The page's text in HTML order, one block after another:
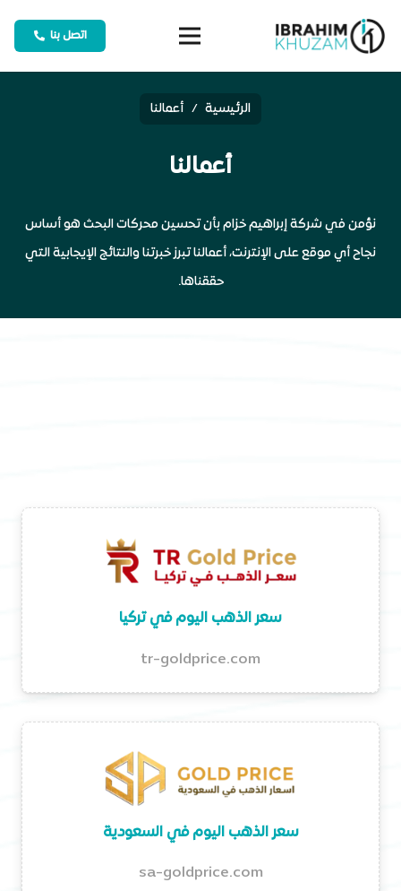
اتصل بنا
الرئيسية / أعمالنا
أعمالنا
نؤمن في شركة إبراهيم خزام بأن تحسين محركات البحث هو أساس
نجاح أي موقع على الإنترنت، أعمالنا تبرز خبرتنا والنتائج الإيجابية التي
حققناها.
سعر الذهب اليوم في تركيا
tr-goldprice.com
سعر الذهب اليوم في السعودية
sa-goldprice.com